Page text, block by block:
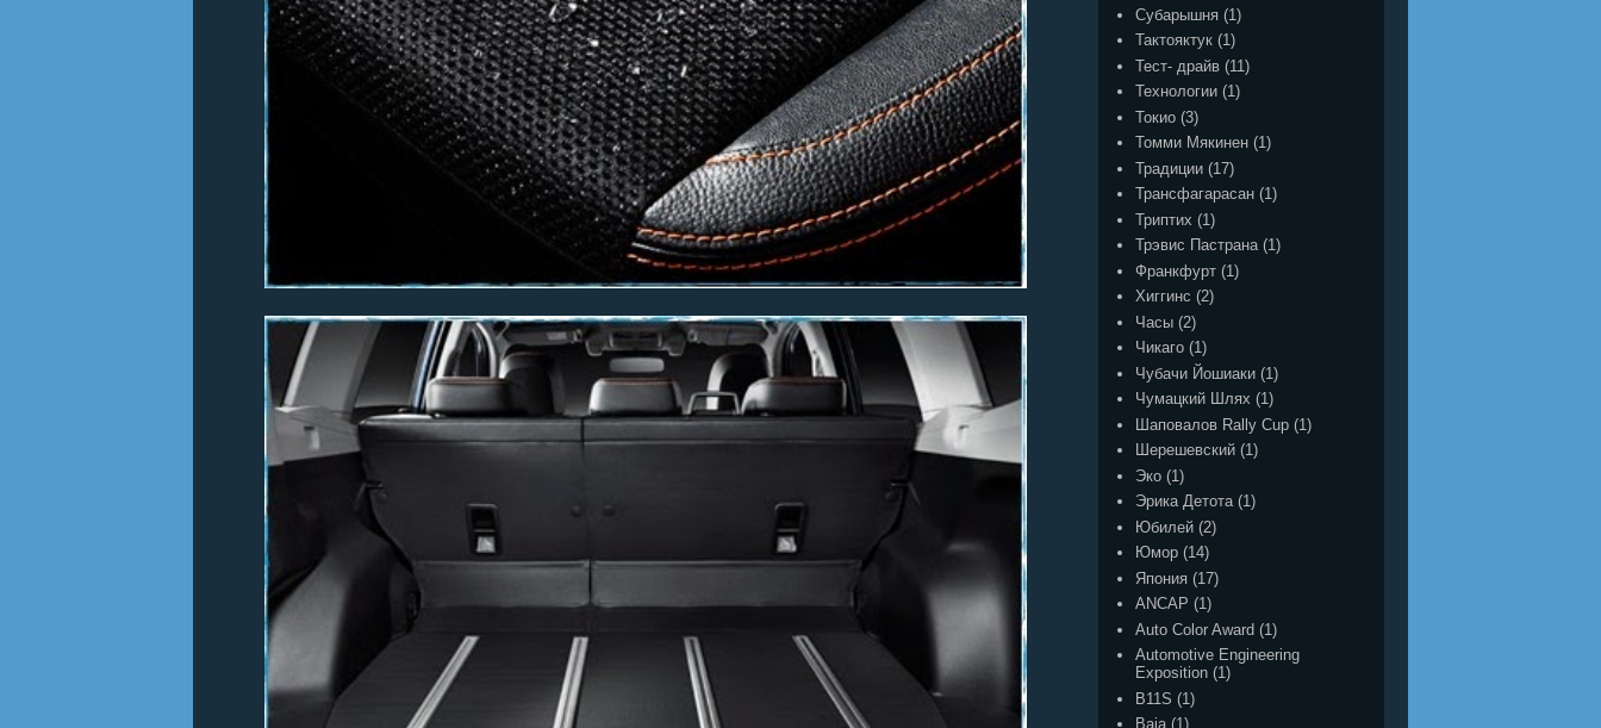
Субарышня (1)
Тактояктук (1)
Тест- драйв (11)
Технологии (1)
Токио (3)
Томми Мякинен (1)
Традиции (17)
Трансфагарасан (1)
Триптих (1)
Трэвис Пастрана (1)
Франкфурт (1)
Хиггинс (2)
Часы (2)
Чикаго (1)
Чубачи Йошиаки (1)
Чумацкий Шлях (1)
Шаповалов Rally Cup (1)
Шерешевский (1)
Эко (1)
Эрика Детота (1)
Юбилей (2)
Юмор (14)
Япония (17)
ANCAP (1)
Auto Color Award (1)
Automotive Engineering
Exposition (1)
B11S (1)
Baja (1)